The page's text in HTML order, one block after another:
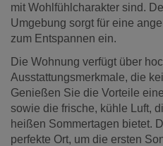
mit Wohlfühlcharakter sind.
Umgebung sorgt für eine
zum Entspannen ein.
Die Wohnung verfügt über
Ausstattungsmerkmale, die
Genießen Sie die Vorteile
sowie die frische, kühle Luft,
heißen Sommertagen bietet.
perfekte Ort, um die ersten